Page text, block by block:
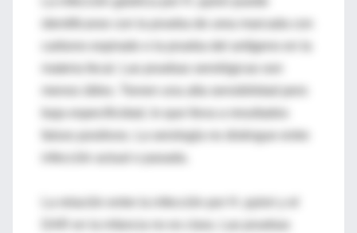
carbono espirado o la prueba del antígeno en la
materia fecal. Las pruebas serológicas son
baja especificidad, lo que lleva a resultados
falsos positivos. La serología no distingue entre